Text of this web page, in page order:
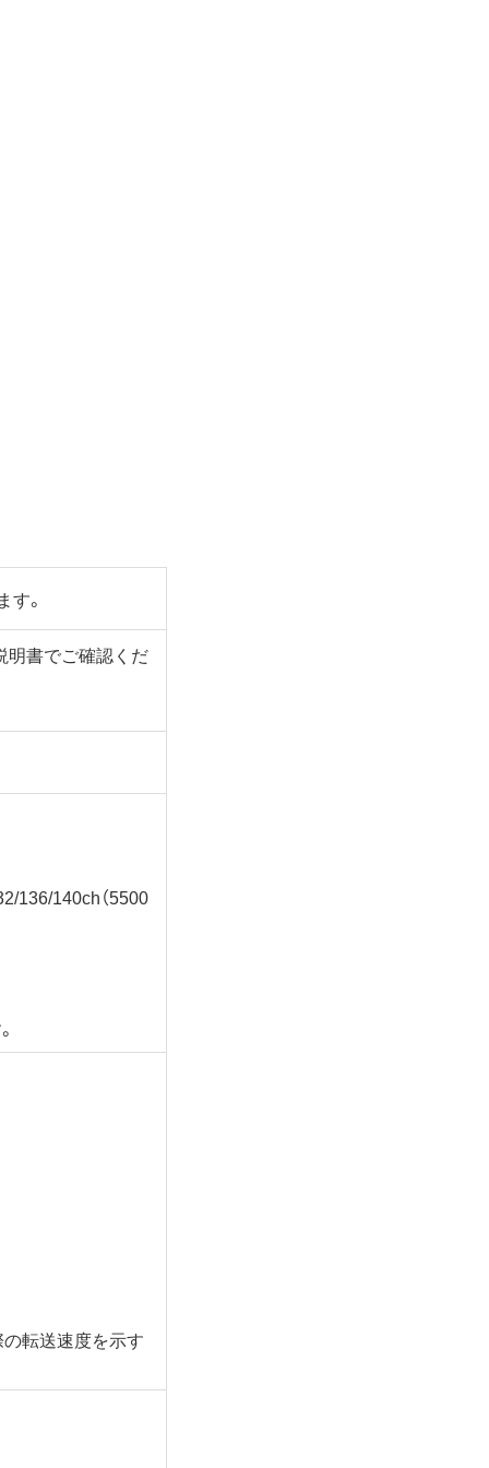
。
明書でご確認くだ
136/140ch（5500
転送速度を示す